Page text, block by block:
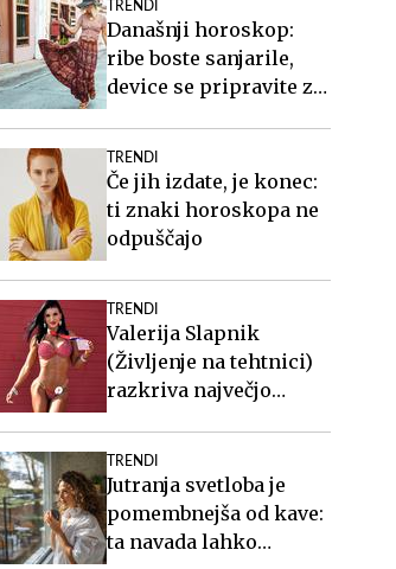
TRENDI
Današnji horoskop:
ribe boste sanjarile,
device se pripravite za
TRENDI
Če jih izdate, je konec:
ti znaki horoskopa ne
odpuščajo
TRENDI
Valerija Slapnik
(Življenje na tehtnici)
razkriva največjo
TRENDI
Jutranja svetloba je
pomembnejša od kave:
ta navada lahko